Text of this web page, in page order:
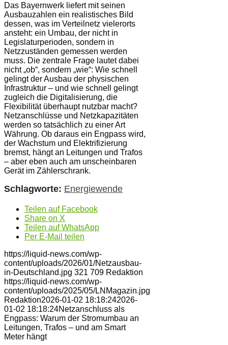
Das Bayernwerk liefert mit seinen
Ausbauzahlen ein realistisches Bild
dessen, was im Verteilnetz vielerorts
ansteht: ein Umbau, der nicht in
Legislaturperioden, sondern in
Netzzuständen gemessen werden
muss. Die zentrale Frage lautet dabei
nicht „ob“, sondern „wie“: Wie schnell
gelingt der Ausbau der physischen
Infrastruktur – und wie schnell gelingt
zugleich die Digitalisierung, die
Flexibilität überhaupt nutzbar macht?
Netzanschlüsse und Netzkapazitäten
werden so tatsächlich zu einer Art
Währung. Ob daraus ein Engpass wird,
der Wachstum und Elektrifizierung
bremst, hängt an Leitungen und Trafos
– aber eben auch am unscheinbaren
Gerät im Zählerschrank.
Schlagworte: Energiewende
Teilen auf Facebook
Share on X
Teilen auf WhatsApp
Per E-Mail teilen
https://liquid-news.com/wp-
content/uploads/2026/01/Netzausbau-
in-Deutschland.jpg 321 709 Redaktion
https://liquid-news.com/wp-
content/uploads/2025/05/LNMagazin.jpg
Redaktion2026-01-02 18:18:242026-
01-02 18:18:24Netzanschluss als
Engpass: Warum der Stromumbau an
Leitungen, Trafos – und am Smart
Meter hängt